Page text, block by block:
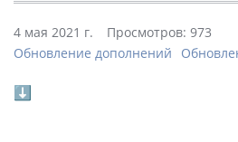
4 мая 2021 г.
Просмотров: 973
Обновление дополнений
⬇